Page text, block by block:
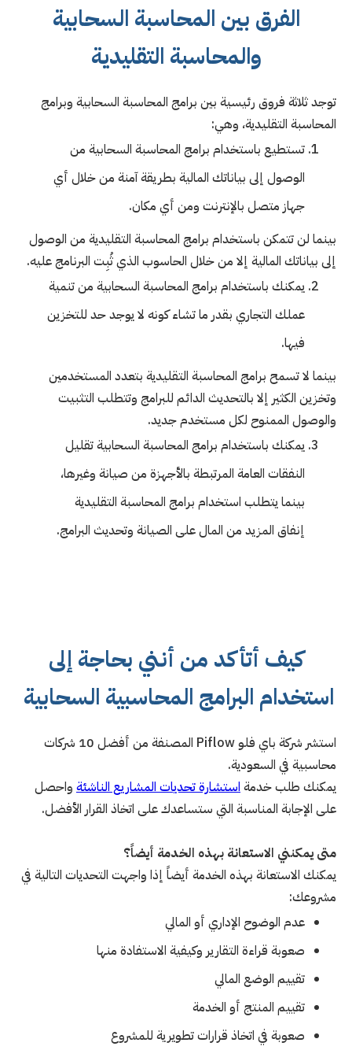
الفرق بين المحاسبة السحابية
والمحاسبة التقليدية
توجد ثلاثة فروق رئيسية بين برامج المحاسبة السحابية وبرامج
المحاسبة التقليدية، وهي:
تستطيع باستخدام برامج المحاسبة السحابية من
الوصول إلى بياناتك المالية بطريقة آمنة من خلال أي
جهاز متصل بالإنترنت ومن أي مكان.
بينما لن تتمكن باستخدام برامج المحاسبة التقليدية من الوصول
إلى بياناتك المالية إلا من خلال الحاسوب الذي ثُبِت البرنامج عليه.
يمكنك باستخدام برامج المحاسبة السحابية من تنمية
عملك التجاري بقدر ما تشاء كونه لا يوجد حد للتخزين
فيها.
بينما لا تسمح برامج المحاسبة التقليدية بتعدد المستخدمين
وتخزين الكثير إلا بالتحديث الدائم للبرامج وتتطلب التثبيت
والوصول الممنوح لكل مستخدم جديد.
يمكنك باستخدام برامج المحاسبة السحابية تقليل
النفقات العامة المرتبطة بالأجهزة من صيانة وغيرها،
بينما يتطلب استخدام برامج المحاسبة التقليدية
إنفاق المزيد من المال على الصيانة وتحديث البرامج.
كيف أتأكد من أنني بحاجة إلى
استخدام البرامج المحاسبية السحابية
استشر شركة باي فلو Piflow المصنفة من أفضل 10 شركات
محاسبية في السعودية.
يمكنك طلب خدمةاستشارة تحديات المشاريع الناشئة واحصل
على الإجابة المناسبة التي ستساعدك على اتخاذ القرار الأفضل.
متى يمكنني الاستعانة بهذه الخدمة أيضاً؟
يمكنك الاستعانة بهذه الخدمة أيضاً إذا واجهت التحديات التالية في
مشروعك:
عدم الوضوح الإداري أو المالي
صعوبة قراءة التقارير وكيفية الاستفادة منها
تقييم الوضع المالي
تقييم المنتج أو الخدمة
صعوبة في اتخاذ قرارات تطويرية للمشروع